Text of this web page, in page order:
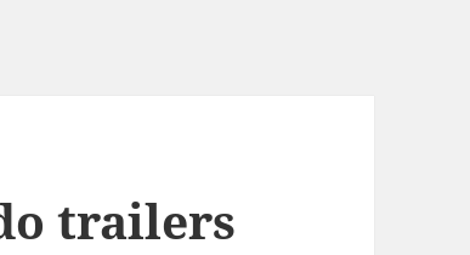
trailers